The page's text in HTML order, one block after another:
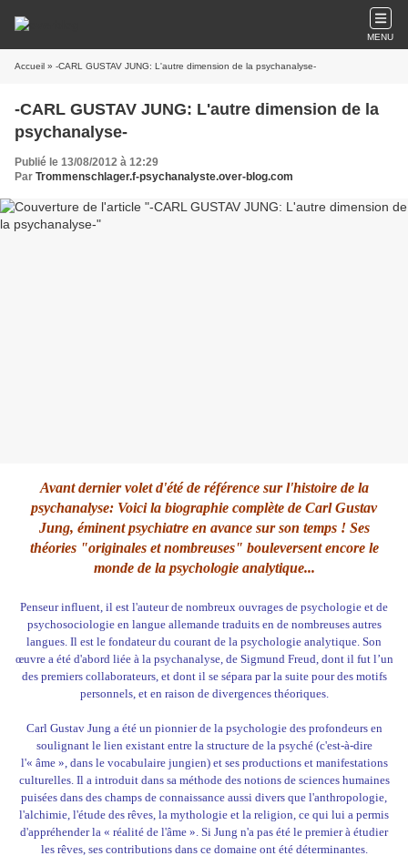
MENU
Accueil » -CARL GUSTAV JUNG: L'autre dimension de la psychanalyse-
-CARL GUSTAV JUNG: L'autre dimension de la
psychanalyse-
Publié le 13/08/2012 à 12:29
Par Trommenschlager.f-psychanalyste.over-blog.com
Avant dernier volet d'été de référence sur l'histoire de la
psychanalyse: Voici la biographie complète de Carl Gustav
Jung, éminent psychiatre en avance sur son temps ! Ses
théories "originales et nombreuses" bouleversent encore le
monde de la psychologie analytique...
Penseur influent, il est l'auteur de nombreux ouvrages de psychologie et de
psychosociologie en langue allemande traduits en de nombreuses autres
langues. Il est le fondateur du courant de la psychologie analytique. Son
œuvre a été d'abord liée à la psychanalyse, de Sigmund Freud, dont il fut l’un
des premiers collaborateurs, et dont il se sépara par la suite pour des motifs
personnels, et en raison de divergences théoriques.
Carl Gustav Jung a été un pionnier de la psychologie des profondeurs en
soulignant le lien existant entre la structure de la psyché(c'est-à-dire
l'« âme », dans le vocabulaire jungien) et ses productions et manifestations
culturelles. Il a introduit dans sa méthode des notions de sciences humaines
puisées dans des champs de connaissance aussi divers que l'anthropologie,
l'alchimie, l'étude des rêves, la mythologie et la religion, ce qui lui a permis
d'appréhender la « réalité de l'âme ». Si Jung n'a pas été le premier à étudier
les rêves, ses contributions dans ce domaine ont été déterminantes.